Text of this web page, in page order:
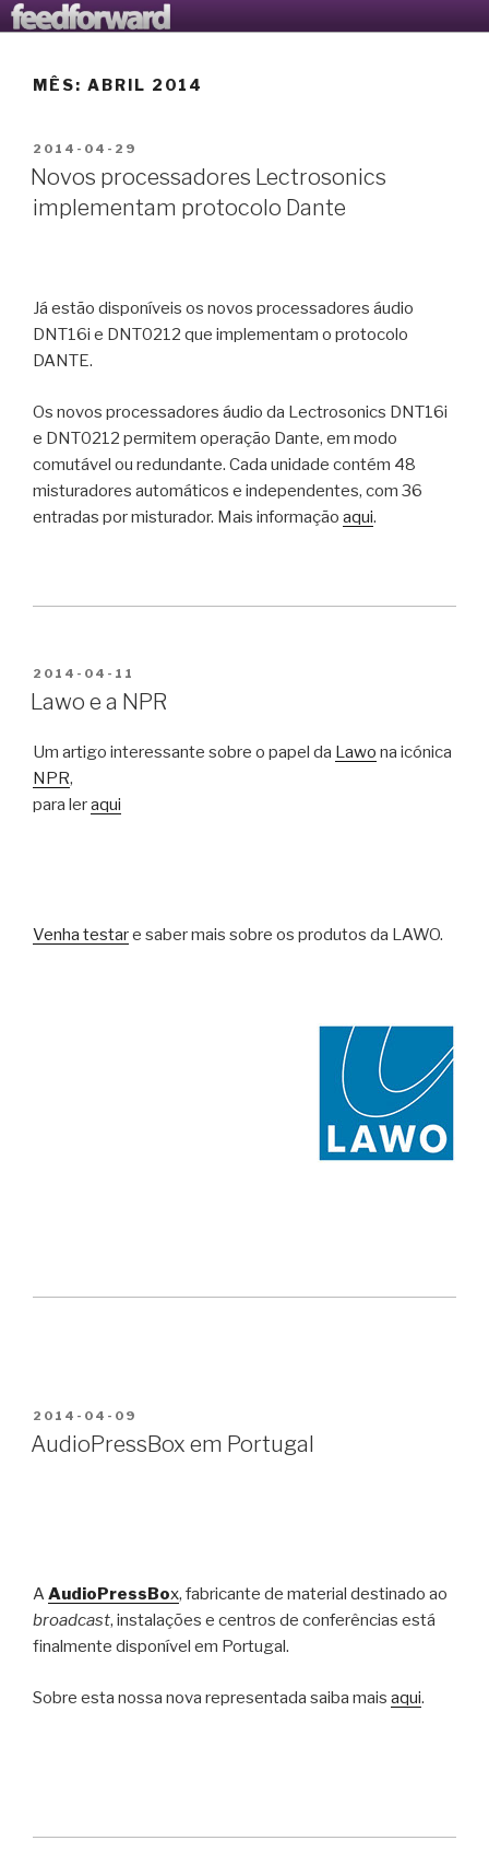
Saltar
para
conteúdo
AVANTOOLS LTD
O Blogue da Avantools Lda
MÊS: ABRIL 2014
PUBLICADO
EM
2014-04-29
Novos processadores Lectrosonics
implementam protocolo Dante
Já estão disponíveis os novos processadores áudio
DNT16i e DNT0212 que implementam o protocolo
DANTE.
Os novos processadores áudio da Lectrosonics DNT16i
e DNT0212 permitem operação Dante, em modo
comutável ou redundante. Cada unidade contém 48
misturadores automáticos e independentes, com 36
entradas por misturador. Mais informação aqui.
PUBLICADO
EM
2014-04-11
Lawo e a NPR
Um artigo interessante sobre o papel da Lawo na icónica
NPR,
para leraqui
Venha testare saber mais sobre os produtos da LAWO.
PUBLICADO
EM
2014-04-09
AudioPressBox em Portugal
AAudioPressBox, fabricante de material destinado ao
broadcast, instalações e centros de conferências está
finalmente disponível em Portugal.
Sobre esta nossa nova representada saiba mais aqui.